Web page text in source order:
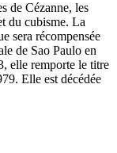
de Cézanne, les
du cubisme. La
sera récompensée
de Sao Paulo en
elle remporte le titre
Elle est décédée